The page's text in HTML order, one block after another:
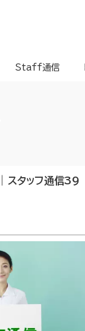
Staff通信
スタッフ通信39